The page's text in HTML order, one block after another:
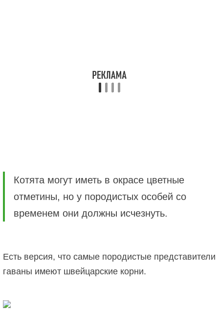
Котята могут иметь в окрасе цветные
отметины, но у породистых особей со
временем они должны исчезнуть.
Есть версия, что самые породистые представители
гаваны имеют швейцарские корни.